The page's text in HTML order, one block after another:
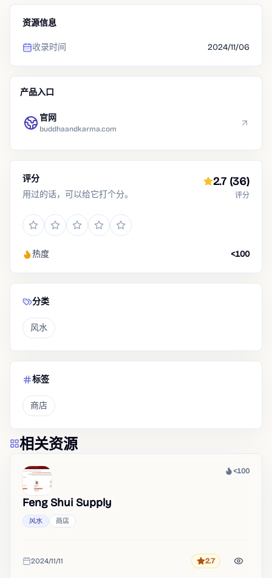
资源信息
收录时间 2024/11/06
产品入口
官网
buddhaandkarma.com
评分
用过的话，可以给它打个分。
2.7 (36)
评分
热度 <100
分类
风水
标签
商店
相关资源
热度
<100
Feng Shui Supply
风水 商店
收录时间
2024/11/11 评分2.7